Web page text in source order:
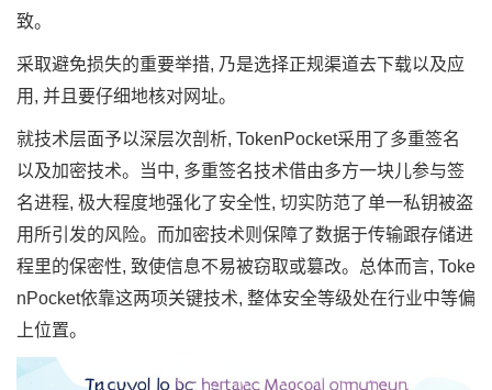
致。
采取避免损失的重要举措, 乃是选择正规渠道去下载以及应
用, 并且要仔细地核对网址。
就技术层面予以深层次剖析, TokenPocket采用了多重签名
以及加密技术。当中, 多重签名技术借由多方一块儿参与签
名进程, 极大程度地强化了安全性, 切实防范了单一私钥被盗
用所引发的风险。而加密技术则保障了数据于传输跟存储进
程里的保密性, 致使信息不易被窃取或篡改。总体而言, Toke
nPocket依靠这两项关键技术, 整体安全等级处在行业中等偏
上位置。